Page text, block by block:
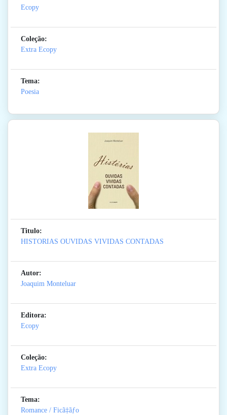
Ecopy
Coleção:
Extra Ecopy
Tema:
Poesia
Titulo:
HISTORIAS OUVIDAS VIVIDAS CONTADAS
Autor:
Joaquim Monteluar
Editora:
Ecopy
Coleção:
Extra Ecopy
Tema:
Romance / Ficã‡ãƒo